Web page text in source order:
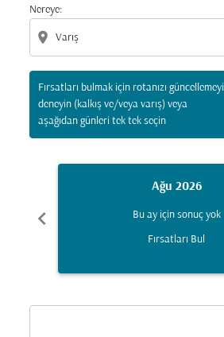
Nereye:
location_on
Fırsatları bulmak için rotanızı güncellemeyi
deneyin (kalkış ve/veya varış) veya
aşağıdan günleri tek tek seçin
chevron_left
Ağu 2026
Bu ay için sonuç yok
Fırsatları Bul